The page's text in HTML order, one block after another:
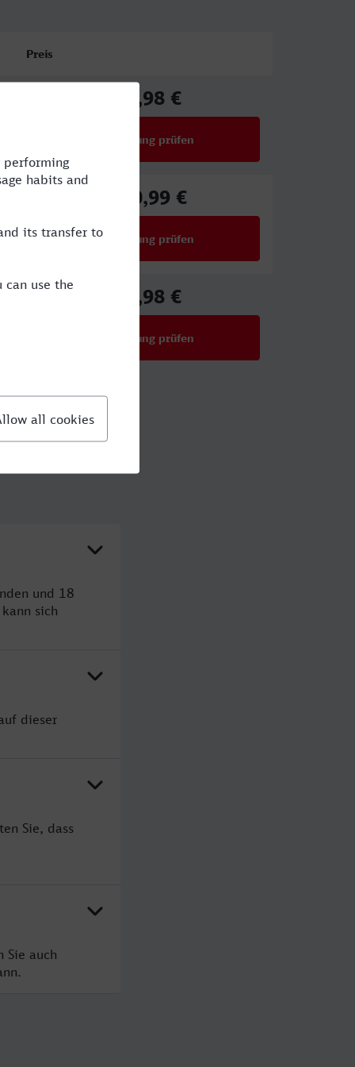
Preis
73,98 €
Verbindung prüfen
100,99 €
Verbindung prüfen
70,98 €
Verbindung prüfen
und 18
sich
dieser
Sie, dass
Sie auch